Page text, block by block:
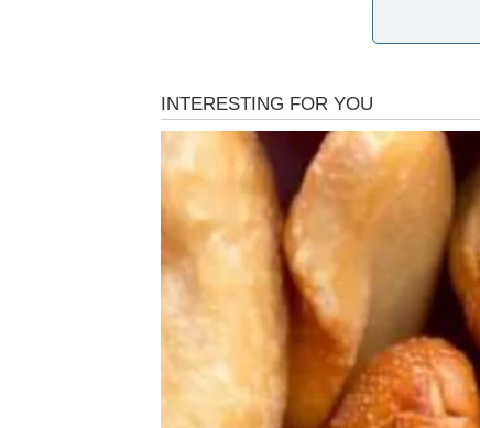
Prednosti Prirodnog Spreja
Jedna od najvećih prednosti ovog
bezopasan za upotrebu u prisustvu
porodice. Osim što ne ostavlja otrovne
posebno važno za očuvanje zdravlja svih
komercijalni insekticidi mogu dovesti do
smetnje, dok je prirodni sprej
pomoći i u eliminaciji manjih postojećih
pojavljivanja tih štetočina.